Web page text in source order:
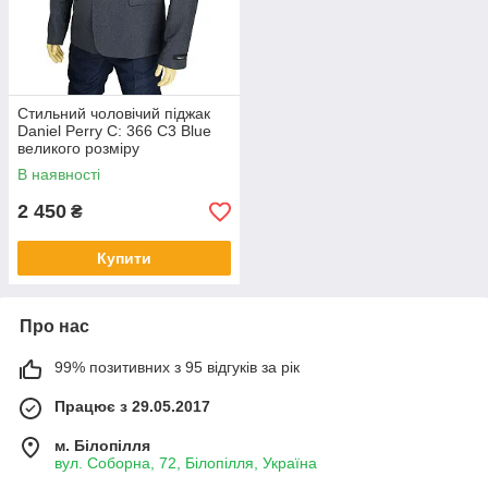
товару перед відправкою покупцю дозволяють
повністю виключити можливість отримання неякісного
товару. Оперативна обробка замовлення та його
відправка кінцевому покупцю. Оформити замовлення
можна на сайті або через наш відділ продажів.
Звертайтеся!
Стильний чоловічий піджак
Daniel Perry C: 366 C3 Blue
великого розміру
В наявності
2 450 ₴
Купити
Про нас
99% позитивних з 95 відгуків за рік
Працює з 29.05.2017
м. Білопілля
вул. Соборна, 72, Білопілля, Україна